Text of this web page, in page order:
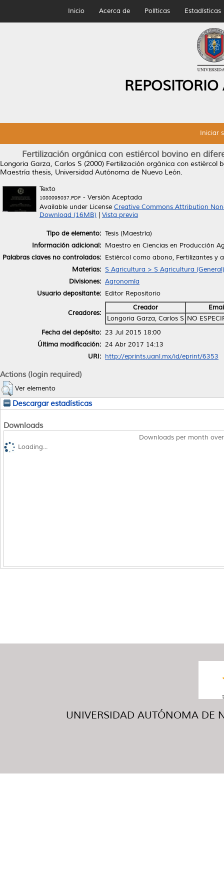
Inicio Acerca de Políticas Estadísticas
Iniciar
Fertilización orgánica con estiércol bovino en
Longoria Garza, Carlos S (2000) Fertilización orgánica con estiércol
Maestría thesis, Universidad Autónoma de Nuevo León.
Texto
1080095037.PDF - Versión Aceptada
Available under License Creative Commons Attribution
Download (16MB)
Vista previa
Tipo de elemento: Tesis (Maestría)
Información adicional: Maestro en Ciencias en Producción
Palabras claves no controlados: Estiércol como abono, Fertilizantes y
Materias: S Agricultura > S Agricultura (General)
Divisiones: Agronomía
Usuario depositante: Editor Repositorio
Creadores:
Creador
Longoria Garza, Carlos S NO
Fecha del depósito: 23 Jul 2015 18:00
Última modificación: 24 Abr 2017 14:13
URI: http://eprints.uanl.mx/id/eprint/6353
Actions (login required)
Ver elemento
Descargar estadísticas
Downloads
Downloads per month
Loading...
UNIVERSIDAD AUTÓNOMA DE